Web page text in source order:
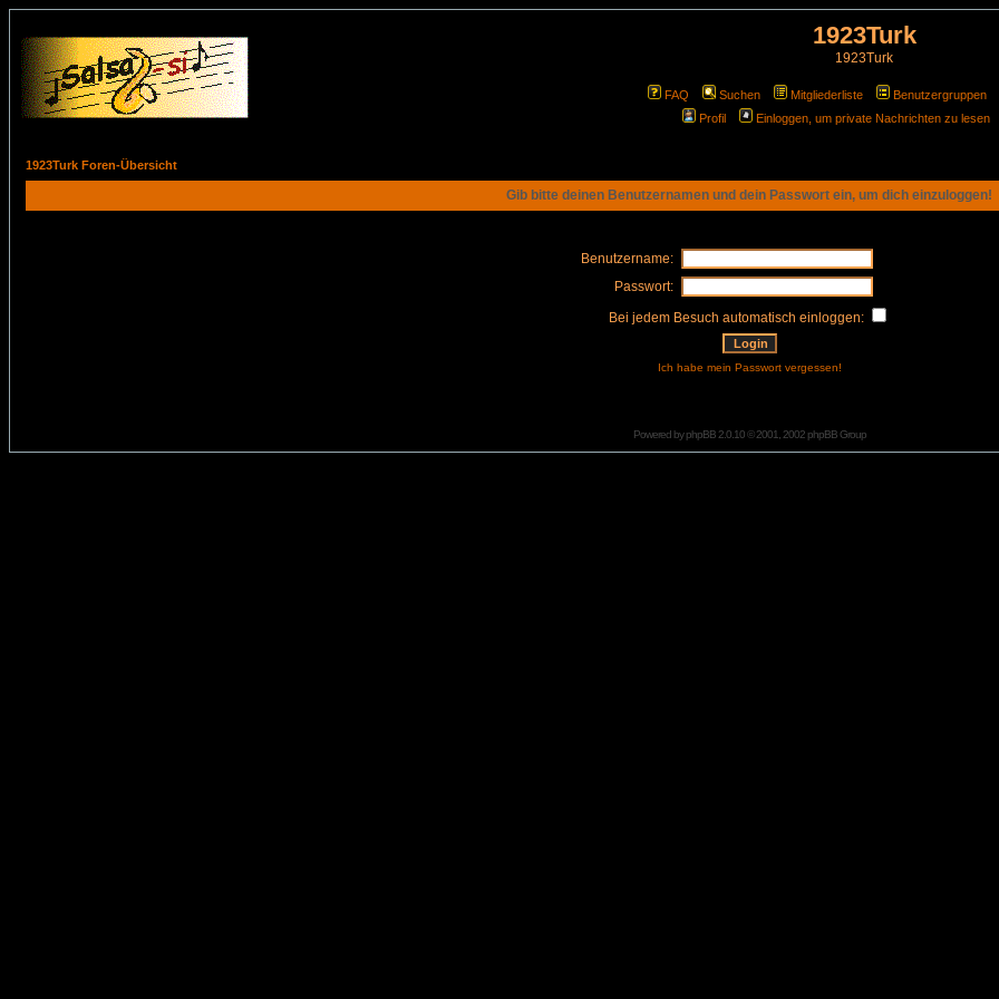
1923Turk
1923Turk
FAQ Suchen Mitgliederliste Benutzergruppen
Profil
Einloggen, um private Nachrichten zu lesen
1923Turk Foren-Übersicht
Gib bitte deinen Benutzernamen und dein Passwort ein, um dich einzuloggen!
Benutzername:
Passwort:
Bei jedem Besuch automatisch einloggen:
Ich habe mein Passwort vergessen!
Powered byphpBB2.0.10 © 2001, 2002 phpBB Group